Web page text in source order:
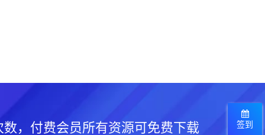
，付费会员所有资源可免费下载 签到